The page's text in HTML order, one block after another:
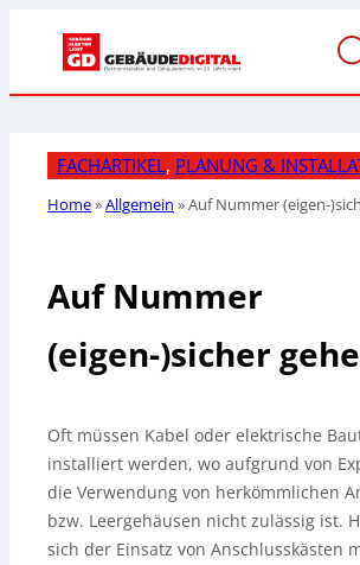
FACHARTIKEL, PLANUNG &
Home»Allgemein »Auf Nummer(eigen-
Auf Nummer
(eigen-)sicher
Oft müssen Kabel oder elektrische
installiert werden, wo aufgrund von
die Verwendung von herkömmlichen
bzw. Leergehäusen nicht zulässig ist.
sich der Einsatz von Anschlusskästen